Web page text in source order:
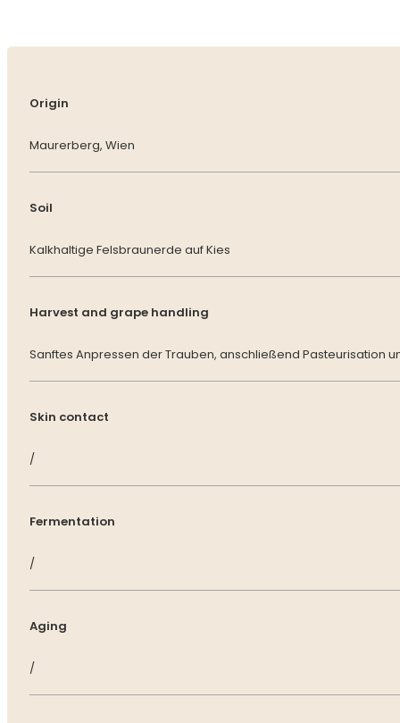
Origin
Maurerberg, Wien
Soil
Kalkhaltige Felsbraunerde auf Kies
Harvest and grape handling
Sanftes Anpressen der Trauben, anschließend Pasteurisation
Skin contact
/
Fermentation
/
Aging
/